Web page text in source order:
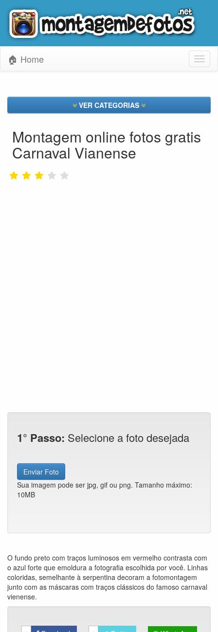
🏠 Home
VER CATEGORIAS
Montagem online fotos gratis
Carnaval Vianense
1° Passo: Selecione a foto desejada
Enviar Foto
Sua imagem pode ser jpg, gif ou png. Tamanho máximo:
10MB
O fundo preto com traços luminosos em vermelho contrasta com
o azul forte que emoldura a fotografia escolhida por você. Linhas
coloridas, semelhante à serpentina decoram a fotomontagem
junto com as máscaras com traços clássicos do famoso carnaval
vienense.